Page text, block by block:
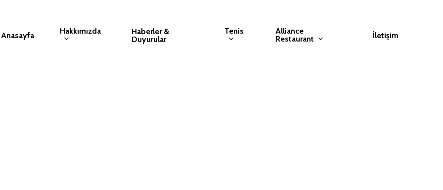
Anasayfa Hakkımızda
Haberler &
Duyurular
Tenis
Alliance
Restaurant
İletişim